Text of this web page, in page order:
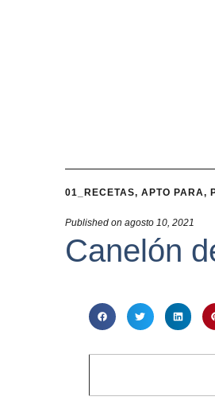
01_RECETAS, APTO PARA,
Published on agosto 10, 2021
Canelón